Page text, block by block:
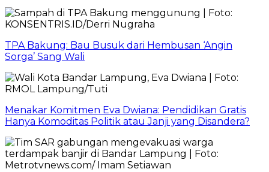
TPA Bakung: Bau Busuk dari Hembusan ‘Angin
Sorga’ Sang Wali
Menakar Komitmen Eva Dwiana: Pendidikan Gratis
Hanya Komoditas Politik atau Janji yang Disandera?